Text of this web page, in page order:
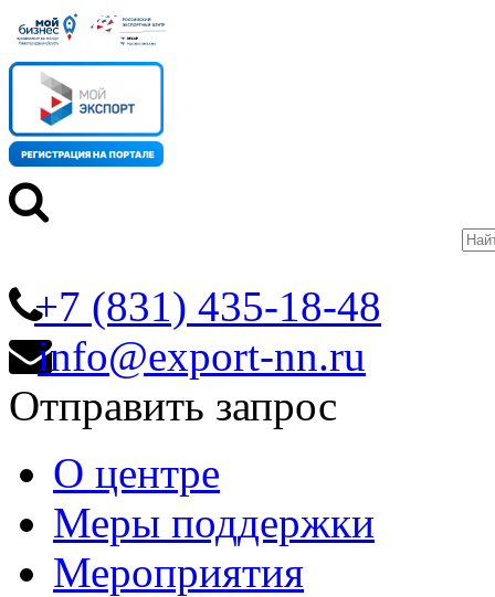
+7 (831) 435-18-48
info@export-nn.ru
Отправить запрос
О центре
Меры поддержки
Мероприятия